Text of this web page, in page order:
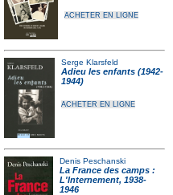
ACHETER EN LIGNE
Serge Klarsfeld
Adieu les enfants (1942-
1944)
ACHETER EN LIGNE
Denis Peschanski
La France des camps :
L'Internement, 1938-
1946